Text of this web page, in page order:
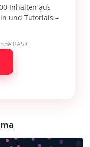
Inhalten aus
und Tutorials –
BASIC